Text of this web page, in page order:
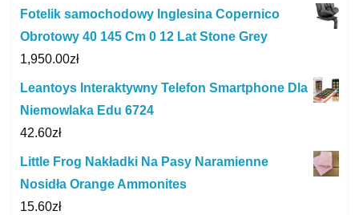
Fotelik samochodowy Inglesina Copernico
Obrotowy 40 145 Cm 0 12 Lat Stone Grey
1,950.00zł
Leantoys Interaktywny Telefon Smartphone Dla
Niemowlaka Edu 6724
42.60zł
Little Frog Nakładki Na Pasy Naramienne
Nosidła Orange Ammonites
15.60zł